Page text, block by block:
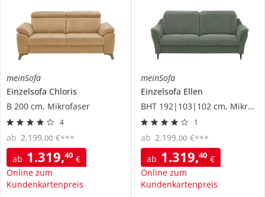
meinSofa
Einzelsofa Chloris
B 200 cm, Mikrofaser
4
ab 1.319,40 €
Online zum
Kundenkartenpreis
ab 2.199,00 €***
meinSofa
Einzelsofa Ellen
BHT 192|103|102 cm, Mikrofaser
1
ab 1.319,40 €
Online zum
Kundenkartenpreis
ab 2.199,00 €***